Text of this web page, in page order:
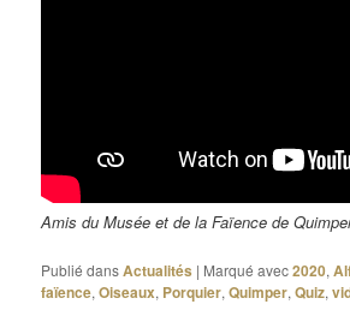
Amis du Musée et de la Faïence de
Publié dansActualités | Marqué avec2020,
faïence,Oiseaux, Porquier,Quimper,Quiz,